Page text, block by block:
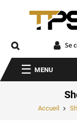
Se
MENU
Accueil